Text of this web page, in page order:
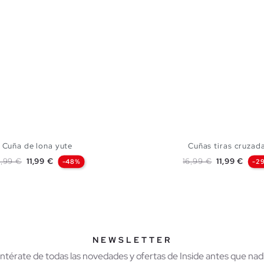
Cuña de lona yute
base
€ Precio
11,99 € -48%
Cuñas tiras
Precio base
16,99 € Precio
11,99 € -
NEWSLETTER
de todas las novedades y ofertas de Inside antes que